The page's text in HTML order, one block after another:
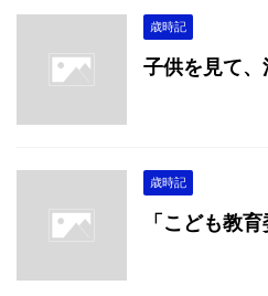
歳時記
子供を見て、
歳時記
「こども教